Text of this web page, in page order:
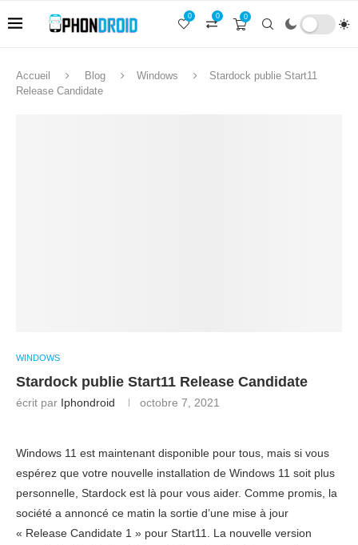
0
0
0
Accueil Blog Windows
Stardock publie Start11
Release Candidate
WINDOWS
Stardock publie Start11 Release Candidate
écrit par Iphondroid octobre 7, 2021
Windows 11 est maintenant disponible pour tous, mais si vous
espérez que votre nouvelle installation de Windows 11 soit plus
personnelle, Stardock est là pour vous aider. Comme promis, la
société a annoncé ce matin la sortie d’une mise à jour
« Release Candidate 1 » pour Start11. La nouvelle version